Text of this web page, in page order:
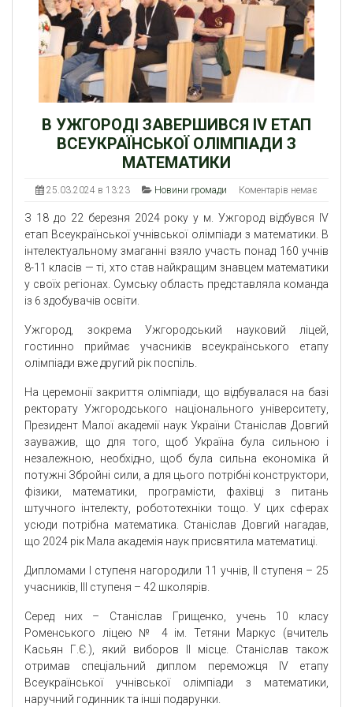
В УЖГОРОДІ ЗАВЕРШИВСЯ ІV ЕТАП
ВСЕУКРАЇНСЬКОЇ ОЛІМПІАДИ З
МАТЕМАТИКИ
25.03.2024 в 13:23 Новини громади Коментарів немає
З 18 до 22 березня 2024 року у м. Ужгород відбувся ІV
етап Всеукраїнської учнівської олімпіади з математики. В
інтелектуальному змаганні взяло участь понад 160 учнів
8-11 класів — ті, хто став найкращим знавцем математики
у своїх регіонах. Сумську область представляла команда
із 6 здобувачів освіти.
Ужгород, зокрема Ужгородський науковий ліцей,
гостинно приймає учасників всеукраїнського етапу
олімпіади вже другий рік поспіль.
На церемонії закриття олімпіади, що відбувалася на базі
ректорату Ужгородського національного університету,
Президент Малої академії наук України Станіслав Довгий
зауважив, що для того, щоб Україна була сильною і
незалежною, необхідно, щоб була сильна економіка й
потужні Збройні сили, а для цього потрібні конструктори,
фізики, математики, програмісти, фахівці з питань
штучного інтелекту, робототехніки тощо. У цих сферах
усюди потрібна математика. Станіслав Довгий нагадав,
що 2024 рік Мала академія наук присвятила математиці.
Дипломами І ступеня нагородили 11 учнів, ІІ ступеня – 25
учасників, ІІІ ступеня – 42 школярів.
Серед них – Станіслав Грищенко, учень 10 класу
Роменського ліцею № 4 ім. Тетяни Маркус (вчитель
Касьян Г.Є.), який виборов ІІ місце. Станіслав також
отримав спеціальний диплом переможця ІV етапу
Всеукраїнської учнівської олімпіади з математики,
наручний годинник та інші подарунки.